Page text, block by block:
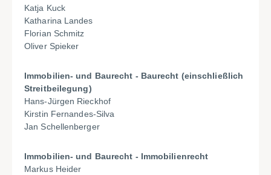
Katja Kuck
Katharina Landes
Florian Schmitz
Oliver Spieker
Immobilien- und Baurecht - Baurecht (einschließlich
Streitbeilegung)
Hans-Jürgen Rieckhof
Kirstin Fernandes-Silva
Jan Schellenberger
Immobilien- und Baurecht - Immobilienrecht
Markus Heider